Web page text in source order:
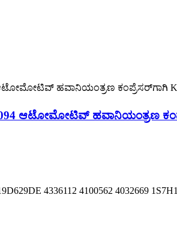
ಆಟೋಮೋಟಿವ್ ಹವಾನಿಯಂತ್ರಣ
4336112 4100562 4032669